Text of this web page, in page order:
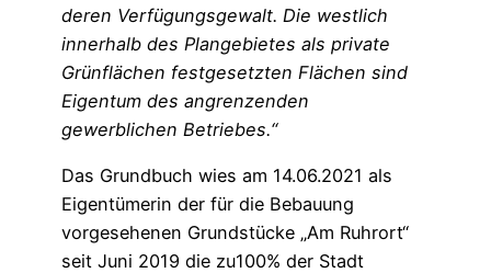
deren Verfügungsgewalt. Die westlich
innerhalb des Plangebietes als private
Grünflächen festgesetzten Flächen sind
Eigentum des angrenzenden
gewerblichen Betriebes.“
Das Grundbuch wies am 14.06.2021 als
Eigentümerin der für die Bebauung
vorgesehenen Grundstücke „Am Ruhrort“
seit Juni 2019 die zu100% der Stadt